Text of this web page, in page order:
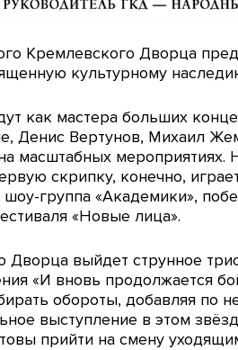
Кремлевского Дворца
культурному
как мастера больших
Денис Вертунов, Михаил
масштабных
скрипку, конечно,
группа «Академики»,
«Новые лица».
выйдет струнное
«И вновь продолжается
обороты, добавляя по
выступление в этом
прийти на смену